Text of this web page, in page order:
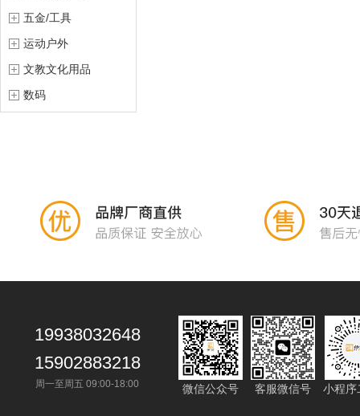
五金/工具
运动户外
文教文化用品
数码
19938032648
15902883218
周一至周五 09:00-18:00 微信公众号 客服微信号 小程序